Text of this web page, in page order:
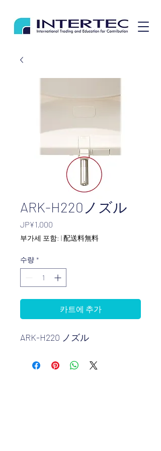
ARK-H220ノズル
JP¥1,000
격
부가세 포함: |配送料無料
수량 *
카트에 추가
ARK-H220 ノズル